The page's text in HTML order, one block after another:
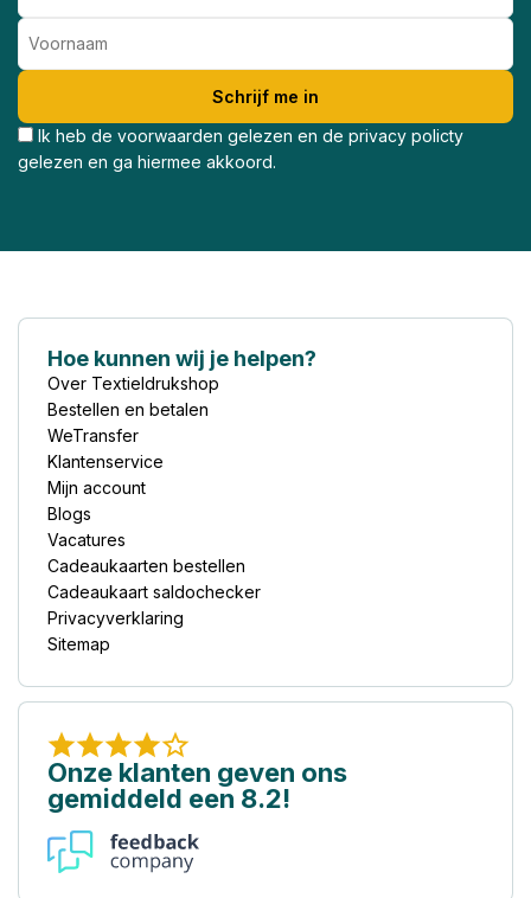
Ik heb de voorwaarden gelezen en de privacy policty
gelezen en ga hiermee akkoord.
Hoe kunnen wij je helpen?
Over Textieldrukshop
Bestellen en betalen
WeTransfer
Klantenservice
Mijn account
Blogs
Vacatures
Cadeaukaarten bestellen
Cadeaukaart saldochecker
Privacyverklaring
Sitemap
Onze klanten geven ons
gemiddeld een 8.2!